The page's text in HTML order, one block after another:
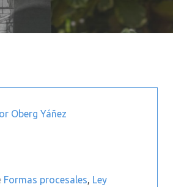
Oberg Yáñez
Formas procesales Ley